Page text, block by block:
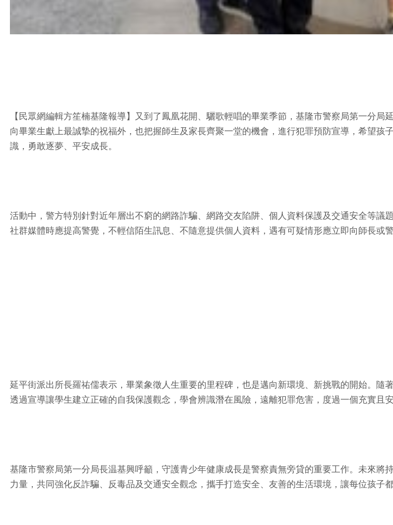
【民眾網編輯方笙楠基隆報導】又到了鳳凰花開、驪歌輕唱的畢業季節，基隆市警察局第一分
向畢業生獻上最誠摯的祝福外，也把握師生及家長齊聚一堂的機會，進行犯罪預防宣導，希望
識，勇敢逐夢、平安成長。
活動中，警方特別針對近年層出不窮的網路詐騙、網路交友陷阱、個人資料保護及交通安全等議
社群媒體時應提高警覺，不輕信陌生訊息、不隨意提供個人資料，遇有可疑情形應立即向師長或
延平街派出所長羅祐儒表示，畢業象徵人生重要的里程碑，也是邁向新環境、新挑戰的開始。
透過宣導讓學生建立正確的自我保護觀念，學會辨識潛在風險，遠離犯罪危害，度過一個充實且安
基隆市警察局第一分局長温基興呼籲，守護青少年健康成長是警察責無旁貸的重要工作。未來將
力量，共同強化反詐騙、反毒品及交通安全觀念，攜手打造安全、友善的生活環境，讓每位孩子